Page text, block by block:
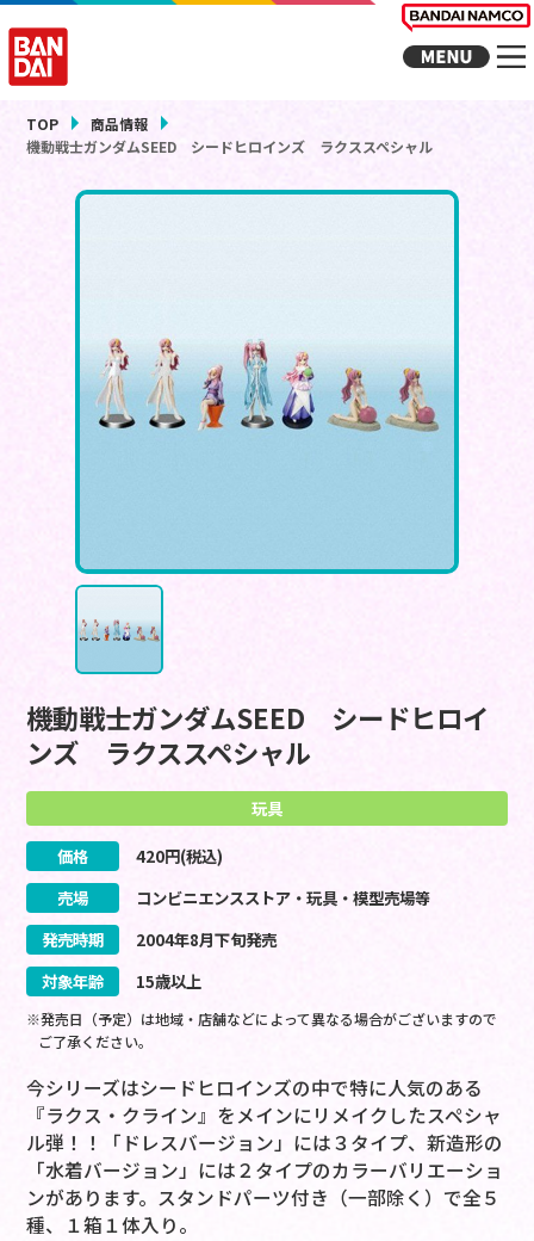
TOP
商品情報
機動戦士ガンダムSEED シードヒロインズ ラクススペシャル
機動戦士ガンダムSEED シードヒロイ
ンズ ラクススペシャル
玩具
価格 420円(税込)
売場
コンビニエンスストア・玩具・模型売場等
発売時期
2004年8月下旬発売
対象年齢
15歳以上
※発売日（予定）は地域・店舗などによって異なる場合がございますので
ご了承ください。
今シリーズはシードヒロインズの中で特に人気のある
『ラクス・クライン』をメインにリメイクしたスペシャ
ル弾！！「ドレスバージョン」には３タイプ、新造形の
「水着バージョン」には２タイプのカラーバリエーショ
ンがあります。スタンドパーツ付き（一部除く）で全５
種、１箱１体入り。